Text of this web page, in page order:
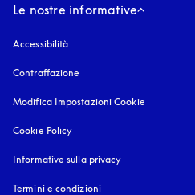
Le nostre informative
Accessibilità
Contraffazione
Modifica Impostazioni Cookie
Cookie Policy
Informative sulla privacy
Termini e condizioni